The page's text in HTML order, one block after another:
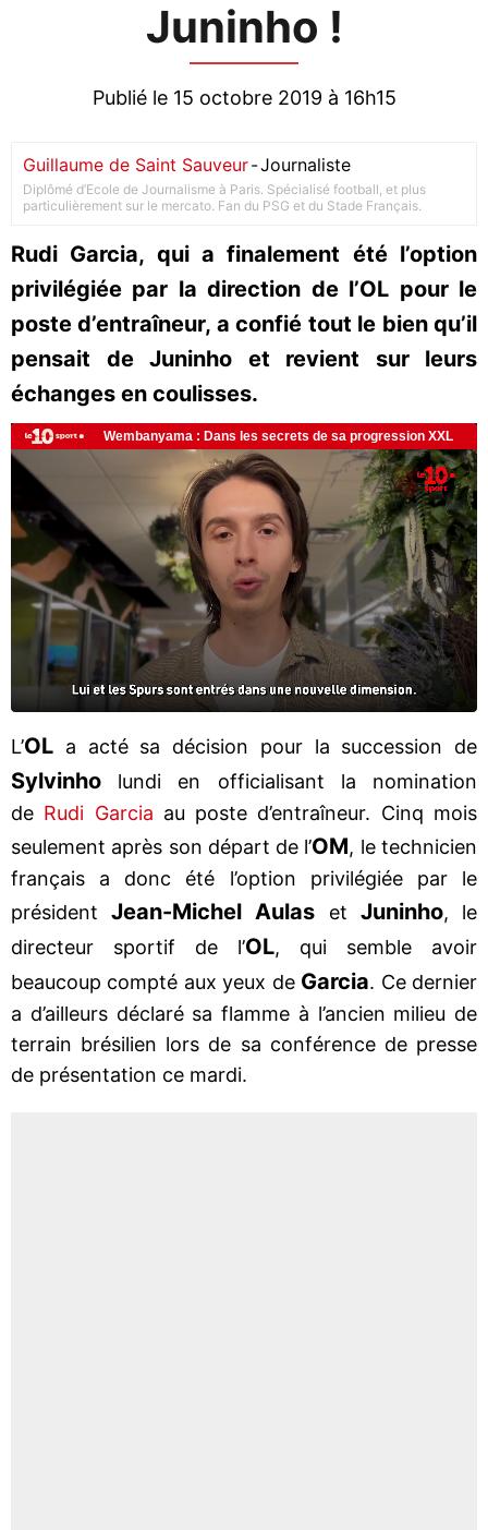
Juninho !
Publié le 15 octobre 2019 à 16h15
Guillaume de Saint Sauveur-Journaliste
Diplômé d’Ecole de Journalisme à Paris. Spécialisé football, et plus
particulièrement sur le mercato. Fan du PSG et du Stade Français.
Rudi Garcia, qui a finalement été l’option
privilégiée par la direction de l’OL pour le
poste d’entraîneur, a confié tout le bien qu’il
pensait de Juninho et revient sur leurs
échanges en coulisses.
L’OL a acté sa décision pour la succession de
Sylvinho lundi en officialisant la nomination
de Rudi Garcia au poste d’entraîneur. Cinq mois
seulement après son départ de l’OM, le technicien
français a donc été l’option privilégiée par le
présidentJean-Michel Aulas et Juninho, le
directeur sportif de l’OL, qui semble avoir
beaucoup compté aux yeux de Garcia. Ce dernier
a d’ailleurs déclaré sa flamme à l’ancien milieu de
terrain brésilien lors de sa conférence de presse
de présentation ce mardi.